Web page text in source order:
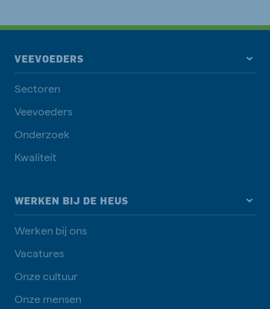
VEEVOEDERS
Sectoren
Veevoeders
Onderzoek
Kwaliteit
WERKEN BIJ DE HEUS
Werken bij ons
Vacatures
Onze cultuur
Onze mensen